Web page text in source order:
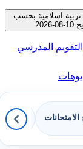
اسلامية بحسب
التقويم المدرسي
الامتحانات